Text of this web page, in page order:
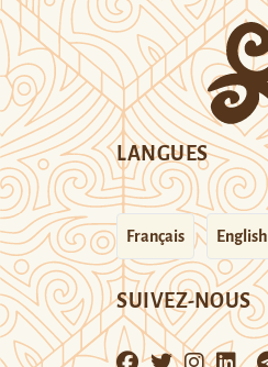
LANGUES
Français English
SUIVEZ-NOUS